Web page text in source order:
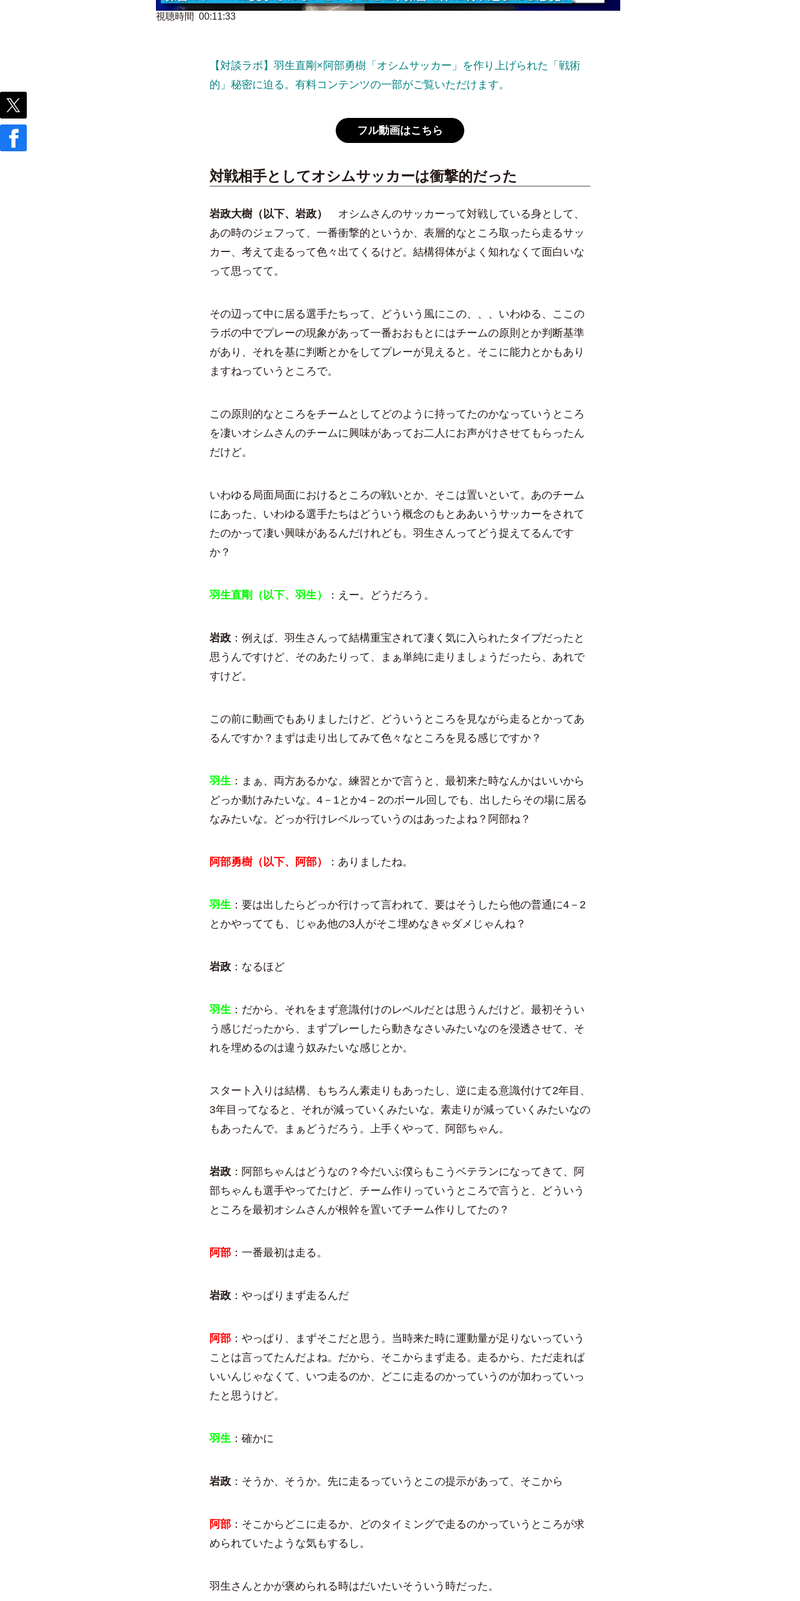
y
V
d
e
視聴時間 00:11:33
【対談ラボ】羽生直剛×阿部勇樹「オシムサッカー」を作り上げられた「戦術
的」秘密に迫る。有料コンテンツの一部がご覧いただけます。
フル動画はこちら
対戦相手としてオシムサッカーは衝撃的だった
岩政大樹（以下、岩政）
オシムさんのサッカーって対戦している身として、
あの時のジェフって、一番衝撃的というか、表層的なところ取ったら走るサッ
カー、考えて走るって色々出てくるけど。結構得体がよく知れなくて面白いな
って思ってて。
その辺って中に居る選手たちって、どういう風にこの、、、いわゆる、ここの
ラボの中でプレーの現象があって一番おおもとにはチームの原則とか判断基準
があり、それを基に判断とかをしてプレーが見えると。そこに能力とかもあり
ますねっていうところで。
この原則的なところをチームとしてどのように持ってたのかなっていうところ
を凄いオシムさんのチームに興味があってお二人にお声がけさせてもらったん
だけど。
いわゆる局面局面におけるところの戦いとか、そこは置いといて。あのチーム
にあった、いわゆる選手たちはどういう概念のもとああいうサッカーをされて
たのかって凄い興味があるんだけれども。羽生さんってどう捉えてるんです
か？
羽生直剛（以下、羽生） ：えー。どうだろう。
岩政 ：例えば、羽生さんって結構重宝されて凄く気に入られたタイプだったと
思うんですけど、そのあたりって、まぁ単純に走りましょうだったら、あれで
すけど。
この前に動画でもありましたけど、どういうところを見ながら走るとかってあ
るんですか？まずは走り出してみて色々なところを見る感じですか？
羽生 ：まぁ、両方あるかな。練習とかで言うと、最初来た時なんかはいいから
どっか動けみたいな。4－1とか4－2のボール回しでも、出したらその場に居る
なみたいな。どっか行けレベルっていうのはあったよね？阿部ね？
阿部勇樹（以下、阿部） ：ありましたね。
羽生 ：要は出したらどっか行けって言われて、要はそうしたら他の普通に4－2
とかやってても、じゃあ他の3人がそこ埋めなきゃダメじゃんね？
岩政 ：なるほど
羽生 ：だから、それをまず意識付けのレベルだとは思うんだけど。最初そうい
う感じだったから、まずプレーしたら動きなさいみたいなのを浸透させて、そ
れを埋めるのは違う奴みたいな感じとか。
スタート入りは結構、もちろん素走りもあったし、逆に走る意識付けて2年目、
3年目ってなると、それが減っていくみたいな。素走りが減っていくみたいなの
もあったんで。まぁどうだろう。上手くやって、阿部ちゃん。
岩政 ：阿部ちゃんはどうなの？今だいぶ僕らもこうベテランになってきて、阿
部ちゃんも選手やってたけど、チーム作りっていうところで言うと、どういう
ところを最初オシムさんが根幹を置いてチーム作りしてたの？
阿部 ：一番最初は走る。
岩政 ：やっぱりまず走るんだ
阿部 ：やっぱり、まずそこだと思う。当時来た時に運動量が足りないっていう
ことは言ってたんだよね。だから、そこからまず走る。走るから、ただ走れば
いいんじゃなくて、いつ走るのか、どこに走るのかっていうのが加わっていっ
たと思うけど。
羽生 ：確かに
岩政 ：そうか、そうか。先に走るっていうとこの提示があって、そこから
阿部 ：そこからどこに走るか、どのタイミングで走るのかっていうところが求
められていたような気もするし。
羽生さんとかが褒められる時はだいたいそういう時だった。